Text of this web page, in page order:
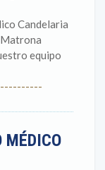
Candelaria
Matrona
equipo
----------
MÉDICO